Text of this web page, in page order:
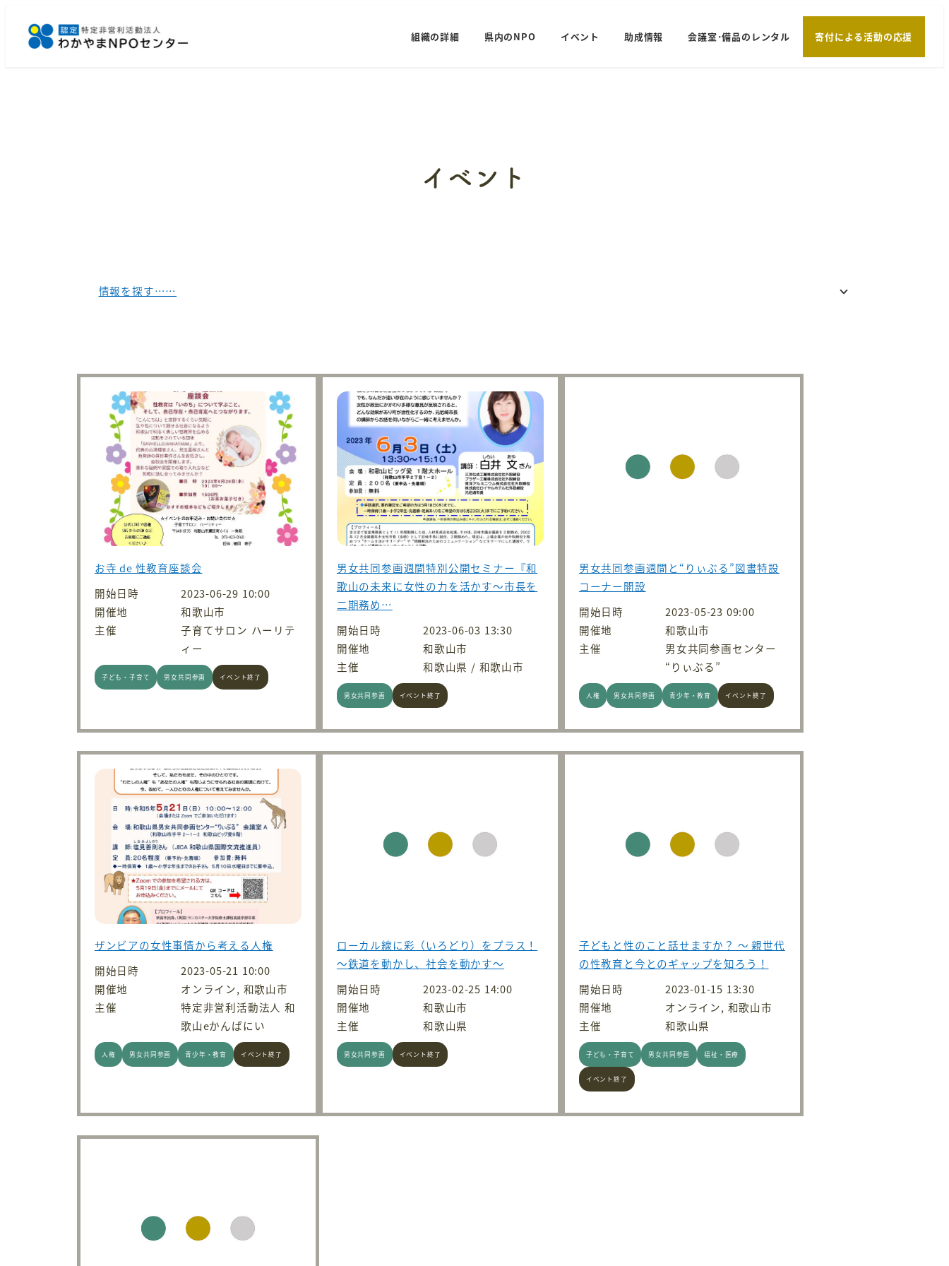
組織の詳細 県内のNPO イベント 助成情報 会議室･備品のレンタル 寄付による活動の応援
イベント
情報を探す……
お寺 de 性教育座談会
開始日時
2023-06-29 10:00
開催地
和歌山市
主催
子育てサロン ハーリテ
ィー
子ども・子育て 男女共同参画 イベント終了
男女共同参画週間特別公開セミナー『和
歌山の未来に女性の力を活かす～市長を
二期務め…
開始日時
2023-06-03 13:30
開催地
和歌山市
主催
和歌山県 / 和歌山市
男女共同参画 イベント終了
男女共同参画週間と“りぃぶる”図書特設
コーナー開設
開始日時
2023-05-23 09:00
開催地
和歌山市
主催
男女共同参画センター
“りぃぶる”
人権 男女共同参画 青少年・教育 イベント終了
ザンビアの女性事情から考える人権
開始日時
2023-05-21 10:00
開催地
オンライン, 和歌山市
主催
特定非営利活動法人 和
歌山eかんぱにい
人権 男女共同参画 青少年・教育 イベント終了
ローカル線に彩（いろどり）をプラス！
～鉄道を動かし、社会を動かす～
開始日時
2023-02-25 14:00
開催地
和歌山市
主催
和歌山県
男女共同参画 イベント終了
子どもと性のこと話せますか？ ～ 親世代
の性教育と今とのギャップを知ろう！
開始日時
2023-01-15 13:30
開催地
オンライン, 和歌山市
主催
和歌山県
子ども・子育て 男女共同参画 福祉・医療
イベント終了